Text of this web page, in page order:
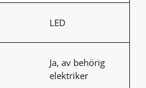
LED
Ja, av behörig
elektriker